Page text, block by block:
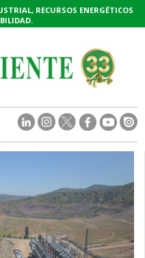
RECURSOS ENERGÉTICOS